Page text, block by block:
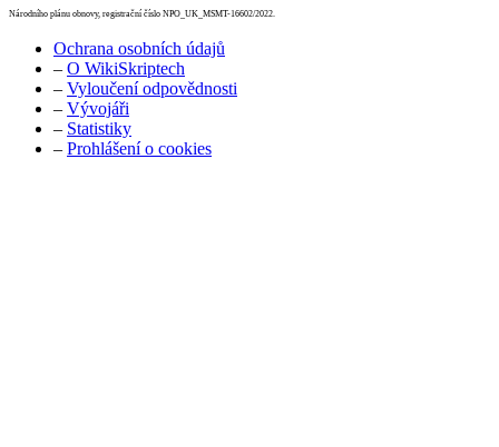
Národního plánu obnovy, registrační číslo NPO_UK_MSMT-16602/2022.
Ochrana osobních údajů
– O WikiSkriptech
– Vyloučení odpovědnosti
– Vývojáři
– Statistiky
– Prohlášení o cookies